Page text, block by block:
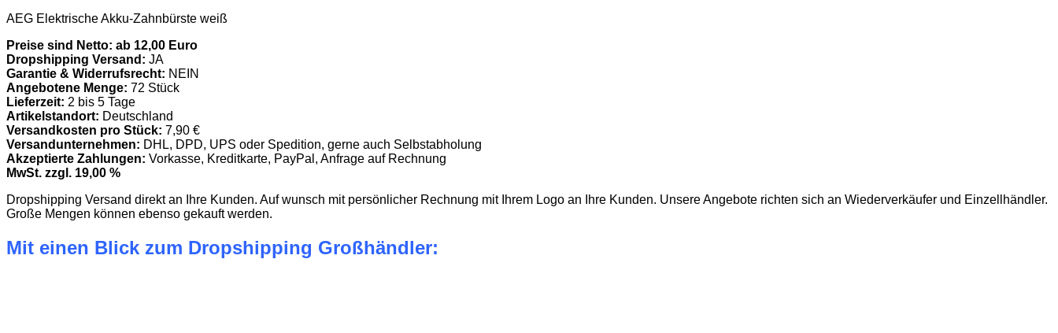
AEG Elektrische Akku-Zahnbürste weiß
Preise sind Netto: ab 12,00 Euro
Dropshipping Versand: JA
Garantie & Widerrufsrecht: NEIN
Angebotene Menge: 72 Stück
Lieferzeit: 2 bis 5 Tage
Artikelstandort: Deutschland
Versandkosten pro Stück: 7,90 €
Versandunternehmen: DHL, DPD, UPS oder Spedition, gerne auch Selbstabholung
Akzeptierte Zahlungen: Vorkasse, Kreditkarte, PayPal, Anfrage auf Rechnung
MwSt. zzgl. 19,00 %
Dropshipping Versand direkt an Ihre Kunden. Auf wunsch mit persönlicher Rechnung mit Ihrem Logo an Ihre Kunden. Unsere Angebote richten sich an Wiederverkäufer und Einzellhändler.
Große Mengen können ebenso gekauft werden.
Mit einen Blick zum Dropshipping Großhändler: